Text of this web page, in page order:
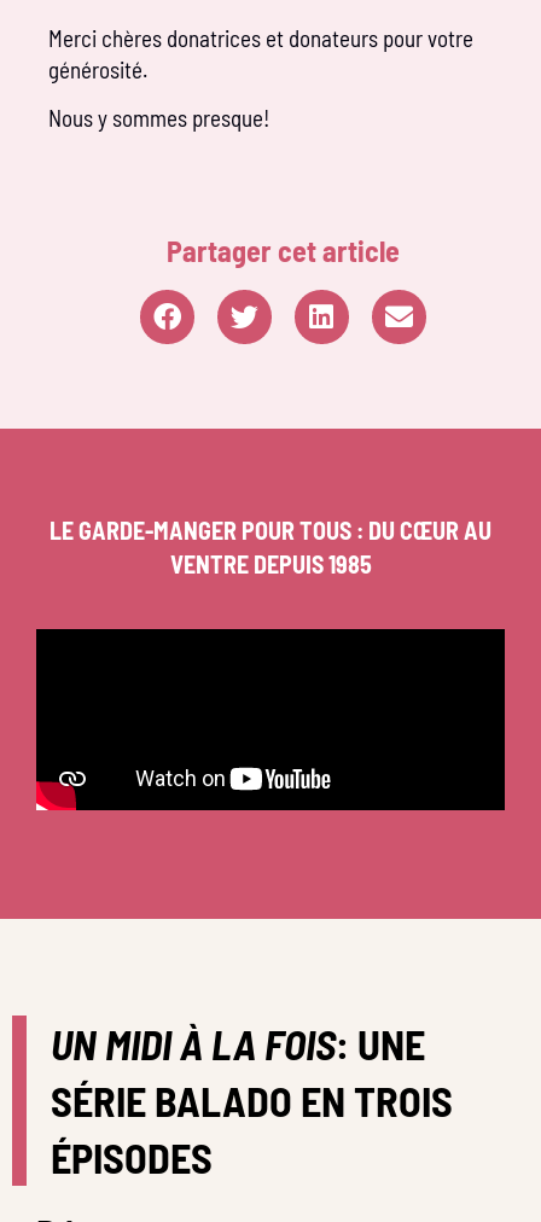
Merci chères donatrices et donateurs pour votre
générosité.
Nous y sommes presque!
Partager cet article
LE GARDE-MANGER POUR TOUS : DU CŒUR AU
VENTRE DEPUIS 1985
UN MIDI À LA FOIS: UNE
SÉRIE BALADO EN TROIS
ÉPISODES